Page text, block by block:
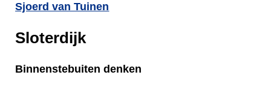
Sjoerd van Tuinen
Sloterdijk
Binnenstebuiten denken